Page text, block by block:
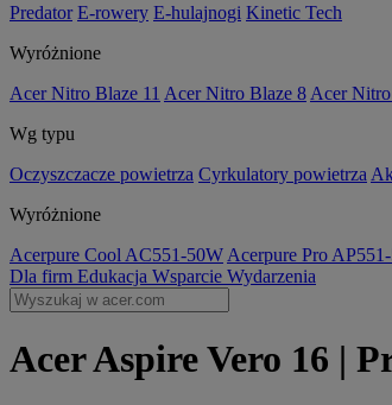
Predator E-rowery E-hulajnogi Kinetic Tech
Wyróżnione
Acer Nitro Blaze 11 Acer Nitro Blaze 8 Acer
Wg typu
Oczyszczacze powietrza Cyrkulatory powietrza
Wyróżnione
Acerpure Cool AC551-50W Acerpure Pro
Dla firm Edukacja Wsparcie Wydarzenia
Acer Aspire Vero 16 |